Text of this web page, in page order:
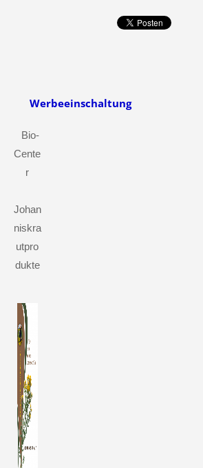
Werbeeinschaltung
Bio-
Cente
r
Johan
niskra
utpro
dukte